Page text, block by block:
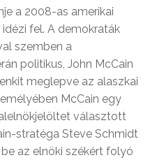
a 2008-as amerikai
fel. A demokraták
szemben a
politikus, John McCain
meglepve az alaszkai
McCain egy
választott
stratéga Steve Schmidt
az elnöki székért folyó